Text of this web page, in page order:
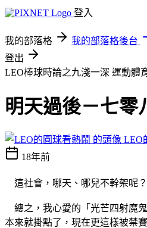
登入
我的部落格 我的部落格後台
登出
LEO棒球時論之九淺一深 運動體
明天過後－七零
LEO
18年前
這社會，哪天、哪兒不幹架呢
總之，我心愛的「光芒四射魔鬼
本來就掛點了，現在更這樣被禁